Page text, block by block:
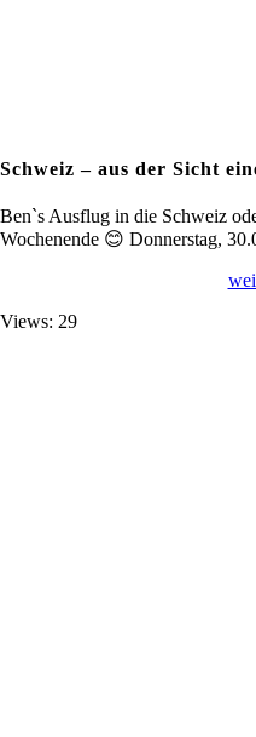
Schweiz – aus der Sicht
Ben`s Ausflug in die Schweiz
Wochenende 😊 Donnerstag,
Views: 29